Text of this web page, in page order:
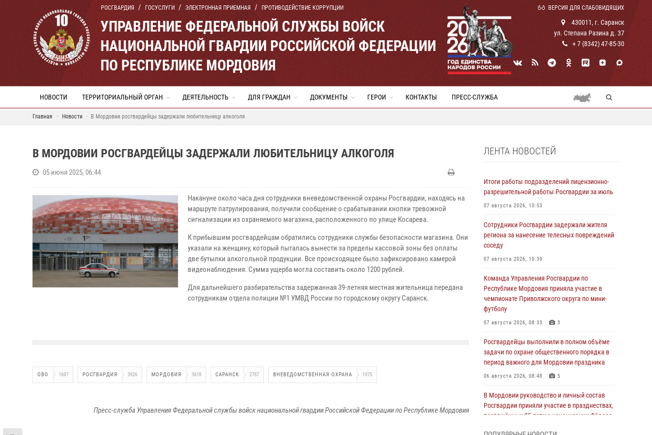
РОСГВАРДИЯ ГОСУСЛУГИ ЭЛЕКТРОННАЯ ПРИЕМНАЯ ПРОТИВОДЕЙСТВИЕ КОРРУПЦИИ ВЕРСИЯ ДЛЯ СЛАБОВИДЯЩИХ
УПРАВЛЕНИЕ ФЕДЕРАЛЬНОЙ СЛУЖБЫ ВОЙСК
НАЦИОНАЛЬНОЙ ГВАРДИИ РОССИЙСКОЙ ФЕДЕРАЦИИ
ПО РЕСПУБЛИКЕ МОРДОВИЯ
430011, г. Саранск
ул. Степана Разина д. 37
+ 7 (8342) 47-85-30
НОВОСТИ ТЕРРИТОРИАЛЬНЫЙ ОРГАН ДЕЯТЕЛЬНОСТЬ ДЛЯ ГРАЖДАН ДОКУМЕНТЫ ГЕРОИ КОНТАКТЫ ПРЕСС-СЛУЖБА
Главная Новости В Мордовии росгвардейцы задержали любительницу алкоголя
В МОРДОВИИ РОСГВАРДЕЙЦЫ ЗАДЕРЖАЛИ ЛЮБИТЕЛЬНИЦУ АЛКОГОЛЯ
05 июня 2025, 06:44
Накануне около часа дня сотрудники вневедомственной охраны Росгвардии, находясь на
маршруте патрулирования, получили сообщение о срабатывании кнопки тревожной
сигнализации из охраняемого магазина, расположенного по улице Косарева.
К прибывшим росгвардейцам обратились сотрудники службы безопасности магазина. Они
указали на женщину, который пыталась вынести за пределы кассовой зоны без оплаты
две бутылки алкогольной продукции. Все происходящее было зафиксировано камерой
видеонаблюдения. Сумма ущерба могла составить около 1200 рублей.
Для дальнейшего разбирательства задержанная 39-летняя местная жительница передана
сотрудникам отдела полиции №1 УМВД России по городскому округу Саранск.
ОВО 1697 РОСГВАРДИЯ 3926 МОРДОВИЯ 3618 САРАНСК 2787 ВНЕВЕДОМСТВЕННАЯ ОХРАНА 1975
Пресс-служба Управления Федеральной службы войск национальной гвардии Российской Федерации по Республике Мордовия
ЛЕНТА НОВОСТЕЙ
Итоги работы подразделений лицензионно-
разрешительной работы Росгвардии за июль
07 августа 2026, 10:53
Сотрудники Росгвардии задержали жителя
региона за нанесение телесных повреждений
соседу
07 августа 2026, 10:39
Команда Управления Росгвардии по
Республике Мордовия приняла участие в
чемпионате Приволжского округа по мини-
футболу
07 августа 2026, 08:33 3
Росгвардейцы выполнили в полном объёме
задачи по охране общественного порядка в
период важного для Мордовии праздника
06 августа 2026, 08:48 5
В Мордовии руководство и личный состав
Росгвардии приняли участие в празднествах,
посвящённых 25-летию канонизации Фёдора